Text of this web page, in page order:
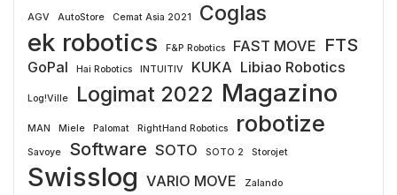
AGV AutoStore Cemat Asia 2021 Coglas
ek robotics F&P Robotics FAST MOVE FTS
GoPal Hai Robotics INTUITIV KUKA Libiao Robotics
Log!Ville Logimat 2022 Magazino
MAN Miele Palomat RightHand Robotics robotize
Savoye Software SOTO SOTO 2 Storojet
Swisslog VARIO MOVE Zalando